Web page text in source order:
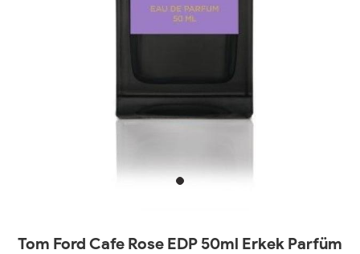
Tom Ford Cafe Rose EDP 50ml Erkek Parfüm